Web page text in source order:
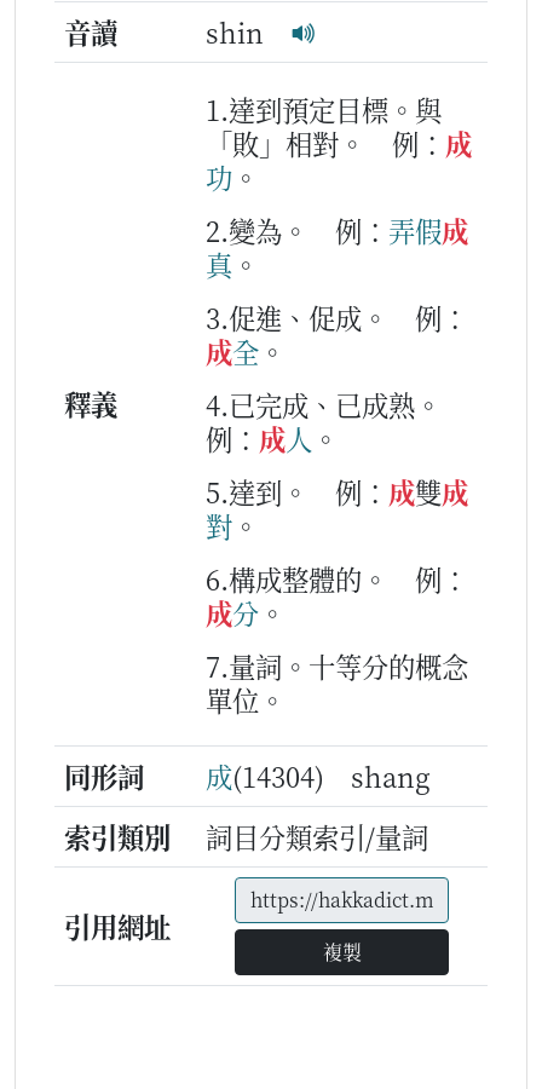
音讀 shin
釋義
1.達到預定目標。與
「敗」相對。
例： 成
功 。
2.變為。
例： 弄假成
真 。
3.促進、促成。
例：
成全 。
4.已完成、已成熟。
例： 成人 。
5.達到。
例： 成雙成
對 。
6.構成整體的。
例：
成分 。
7.量詞。十等分的概念
單位。
同形詞
成(14304) shang
索引類別
詞目分類索引/量詞
引用網址
複製